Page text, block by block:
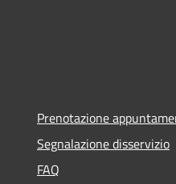
Prenotazione
Segnalazione disservizio
FAQ